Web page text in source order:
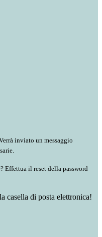
inviato un messaggio
Effettua il reset della password
casella di posta elettronica!